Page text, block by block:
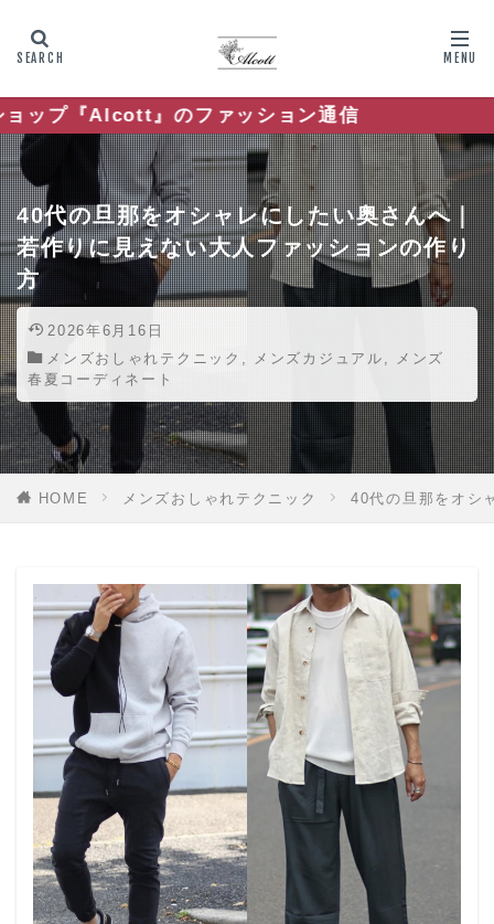
ョン通信
40代の旦那をオシャレにしたい奥さんへ｜
若作りに見えない大人ファッションの作り
方
2026年6月16日
メンズおしゃれテクニック , メンズカジュアル ,
メンズ
春夏コーディネート
HOME メンズおしゃれテクニック 40代の旦那をオシ